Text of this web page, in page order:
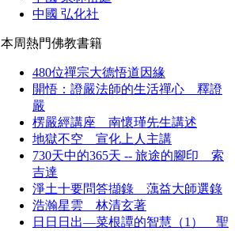
中國 弘化社
本周熱門佛教書籍
480位禪宗大德悟道因緣
開悟：證嚴法師的生活禪心 釋證
嚴
楞嚴經講座 南懷瑾先生講述
地獄不空 宣化上人主講
730天中的365天 -- 旅途的腳印 索
吉達
淨土十要問答擷錄 蕅益大師選錄
浩瀚星雲 林清玄著
日日日出—菜根譚的智慧（1） 聖